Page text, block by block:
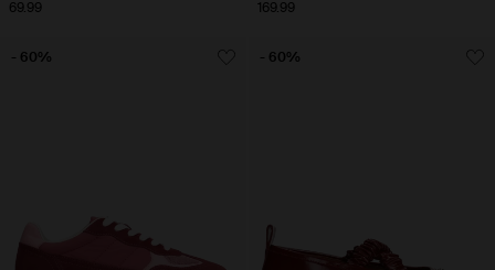
69.99 169.99
- 60% - 60%